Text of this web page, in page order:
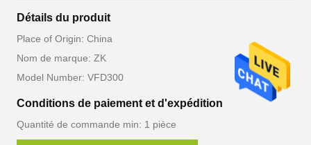
Détails du produit
Place of Origin: China
Nom de marque: ZK
Model Number: VFD300
Conditions de paiement et d'expédition
Quantité de commande min: 1 pièce